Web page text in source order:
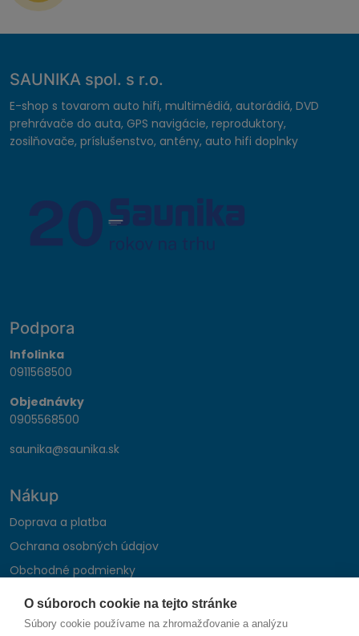
O súboroch cookie na tejto stránke
Súbory cookie používame na zhromažďovanie a analýzu
SAUNIKA spol. s r.o.
E-shop s tovarom auto hifi, multimédiá, autorádiá, DVD
prehrávače do auta, GPS navigácie, reproduktory,
zosilňovače, príslušenstvo, antény, auto hifi doplnky
Podpora
Infolinka
0911568500
Objednávky
0905568500
saunika@saunika.sk
Nákup
Doprava a platba
Ochrana osobných údajov
Obchodné podmienky
Reklamačný poriadok
Montáž autohifi